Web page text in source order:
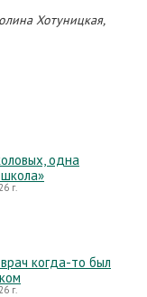
Хотуницкая,
одна
г.
когда-то был
г.